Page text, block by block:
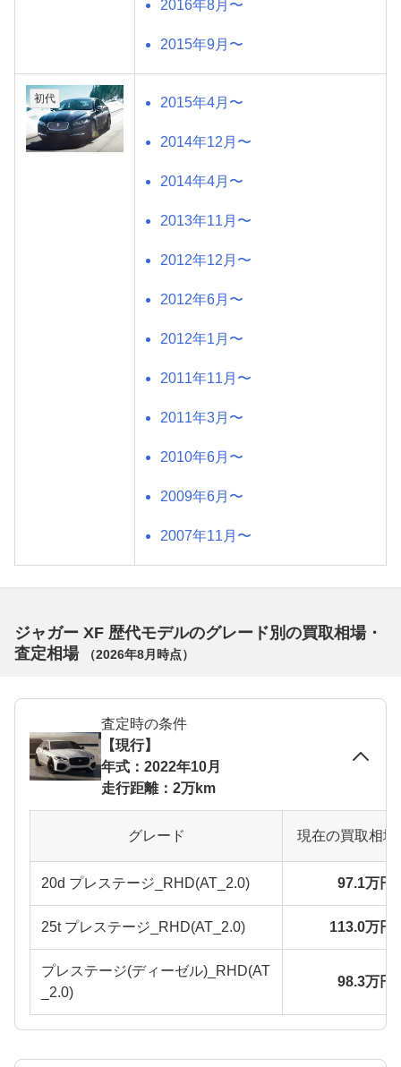
2016年8月〜
2015年9月〜
初代 2015年4月〜
2014年12月〜
2014年4月〜
2013年11月〜
2012年12月〜
2012年6月〜
2012年1月〜
2011年11月〜
2011年3月〜
2010年6月〜
2009年6月〜
2007年11月〜
ジャガー XF 歴代モデルのグレード別の買取相場・
査定相場
（2026年8月 時点）
査定時の条件
【現行】
年式：2022年10月
走行距離：2万km
グレード 現在の買取相
20d プレステージ_RHD(AT_2.0) 97.1万円
25t プレステージ_RHD(AT_2.0) 113.0万円
プレステージ(ディーゼル)_RHD(AT
_2.0)
98.3万円